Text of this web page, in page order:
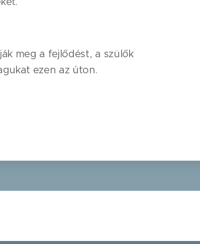
meg a fejlődést, a szülők
ezen az úton.